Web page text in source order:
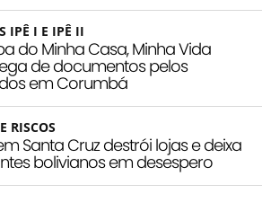
IPÊ I E IPÊ II
do Minha Casa, Minha Vida
de documentos pelos
em Corumbá
RISCOS
Santa Cruz destrói lojas e deixa
bolivianos em desespero